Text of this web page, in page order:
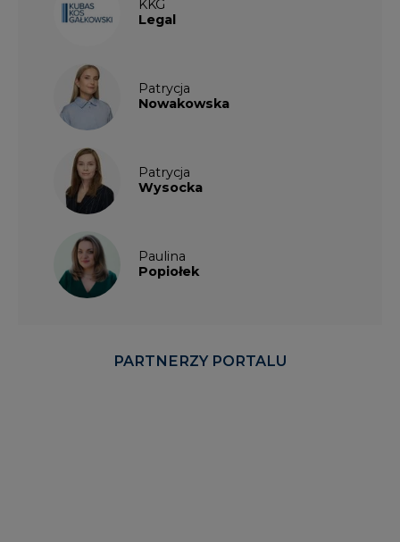
Legal
Patrycja
Nowakowska
Patrycja
Wysocka
Paulina
Popiołek
PARTNERZY PORTALU